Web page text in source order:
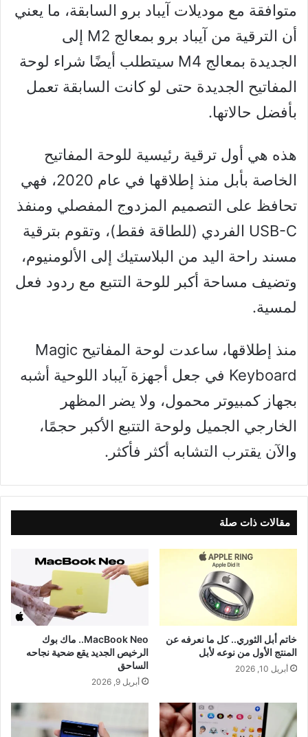
متوافقة مع موديلات آيباد برو السابقة، ما يعني
أن الترقية من آيباد برو بمعالج M2 إلى
الجديدة بمعالج M4 سيتطلب أيضًا شراء لوحة
المفاتيح الجديدة حتى لو كانت السابقة تعمل
بأفضل حالاتها.
هذه هي أول ترقية رئيسية للوحة المفاتيح
الخاصة بأبل منذ إطلاقها في عام 2020، فهي
تحافظ على التصميم المزدوج المفصلي ومنفذ
USB-C الفردي (للطاقة فقط)، وتقوم بترقية
مسند راحة اليد من البلاستيك إلى الألومنيوم،
وتضيف مساحة أكبر للوحة التتبع مع ردود فعل
لمسية.
منذ إطلاقها، ساعدت لوحة المفاتيح Magic
Keyboard في جعل أجهزة آيباد اللوحية أشبه
بجهاز كمبيوتر محمول، ولا يضر المظهر
الخارجي الجميل ولوحة التتبع الأكبر حجمًا،
والآن يقترب التشابه أكثر فأكثر.
مقالات ذات صلة
خاتم أبل الثوري.. كل ما نعرفه عن
المنتج الأول من نوعه لأبل
أبريل 10, 2026
MacBook Neo.. ماك بوك
الرخيص الجديد يقع ضحية نجاحه
الساحق
أبريل 9, 2026